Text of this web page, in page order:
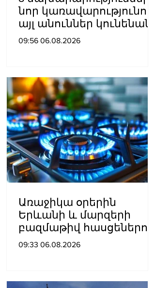
նոր կառավարությունում
այլ անուններ կունենան
09:56 06.08.2026
Առաջիկա օրերին
Երևանի և մարզերի
բազմաթիվ հասցեներում
գազանջատումներ են
09:33 06.08.2026